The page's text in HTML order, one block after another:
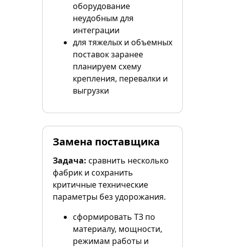
оборудование
неудобным для
интеграции
для тяжелых и объемных
поставок заранее
планируем схему
крепления, перевалки и
выгрузки
Замена поставщика
Задача: сравнить несколько
фабрик и сохранить
критичные технические
параметры без удорожания.
сформировать ТЗ по
материалу, мощности,
режимам работы и